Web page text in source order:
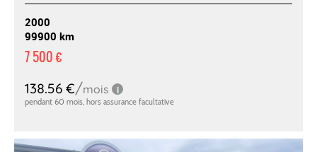
2000
99900 km
7 500 €